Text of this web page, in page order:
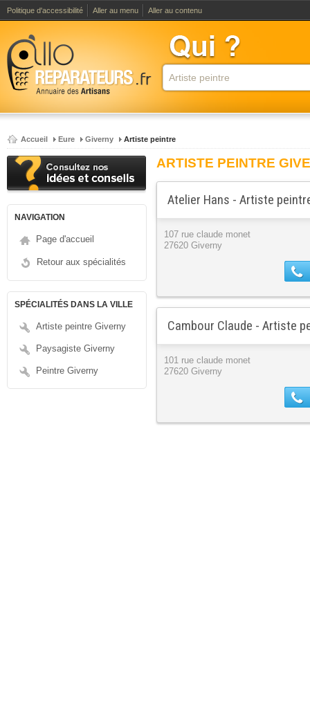
Politique d'accessibilité Aller au menu Aller au contenu
Accueil Eure Giverny Artiste peintre
NAVIGATION
Page d'accueil
Retour aux spécialités
SPÉCIALITÉS DANS LA VILLE
Artiste peintre Giverny
Paysagiste Giverny
Peintre Giverny
ARTISTE PEINTRE
Atelier Hans - Artiste
107 rue claude monet
27620 Giverny
Cambour Claude - Artiste
101 rue claude monet
27620 Giverny